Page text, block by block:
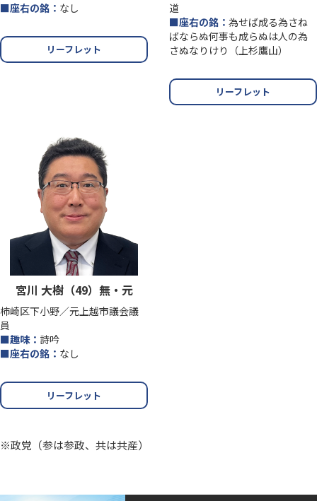
■座右の銘： なし
リーフレット
道
■座右の銘： 為せば成る為さね
ばならぬ何事も成らぬは人の為
さぬなりけり（上杉鷹山）
リーフレット
宮川 大樹（49）無・元
柿崎区下小野／元上越市議会議
員
■趣味： 詩吟
■座右の銘： なし
リーフレット
※政党（参は参政、共は共産）